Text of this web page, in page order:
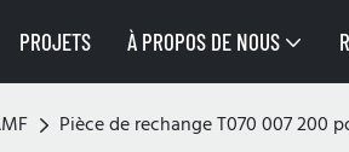
PROJETS À PROPOS DE NOUS
Pièce de rechange T070 007 200